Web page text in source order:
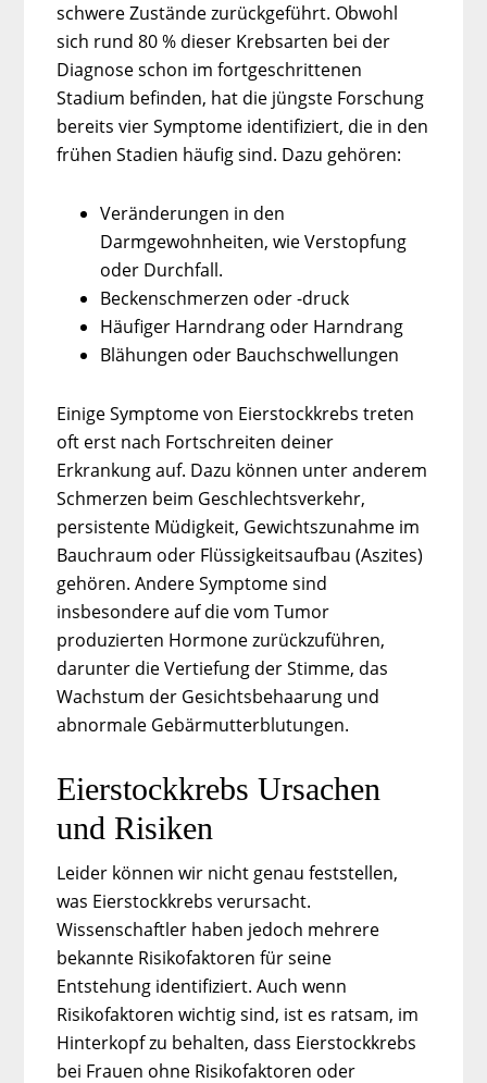
schwere Zustände zurückgeführt. Obwohl
sich rund 80 % dieser Krebsarten bei der
Diagnose schon im fortgeschrittenen
Stadium befinden, hat die jüngste Forschung
bereits vier Symptome identifiziert, die in den
frühen Stadien häufig sind. Dazu gehören:
Veränderungen in den
Darmgewohnheiten, wie Verstopfung
oder Durchfall.
Beckenschmerzen oder -druck
Häufiger Harndrang oder Harndrang
Blähungen oder Bauchschwellungen
Einige Symptome von Eierstockkrebs treten
oft erst nach Fortschreiten deiner
Erkrankung auf. Dazu können unter anderem
Schmerzen beim Geschlechtsverkehr,
persistente Müdigkeit, Gewichtszunahme im
Bauchraum oder Flüssigkeitsaufbau (Aszites)
gehören. Andere Symptome sind
insbesondere auf die vom Tumor
produzierten Hormone zurückzuführen,
darunter die Vertiefung der Stimme, das
Wachstum der Gesichtsbehaarung und
abnormale Gebärmutterblutungen.
Eierstockkrebs Ursachen
und Risiken
Leider können wir nicht genau feststellen,
was Eierstockkrebs verursacht.
Wissenschaftler haben jedoch mehrere
bekannte Risikofaktoren für seine
Entstehung identifiziert. Auch wenn
Risikofaktoren wichtig sind, ist es ratsam, im
Hinterkopf zu behalten, dass Eierstockkrebs
bei Frauen ohne Risikofaktoren oder